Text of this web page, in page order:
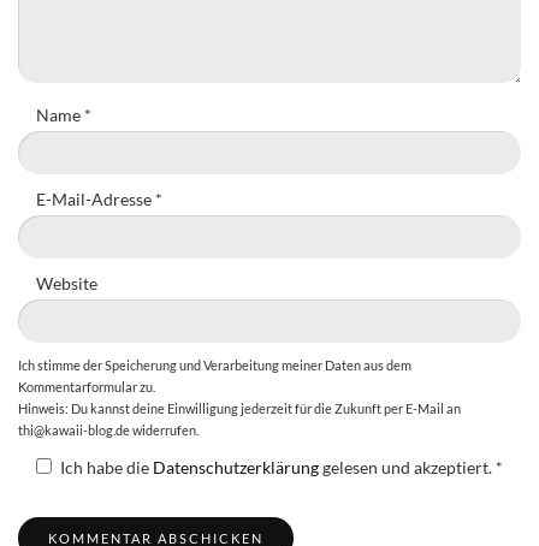
Name *
E-Mail-Adresse *
Website
Ich stimme der Speicherung und Verarbeitung meiner Daten aus dem
Kommentarformular zu.
Hinweis: Du kannst deine Einwilligung jederzeit für die Zukunft per E-Mail an
thi@kawaii-blog.de widerrufen.
Ich habe die Datenschutzerklärunggelesen und akzeptiert. *